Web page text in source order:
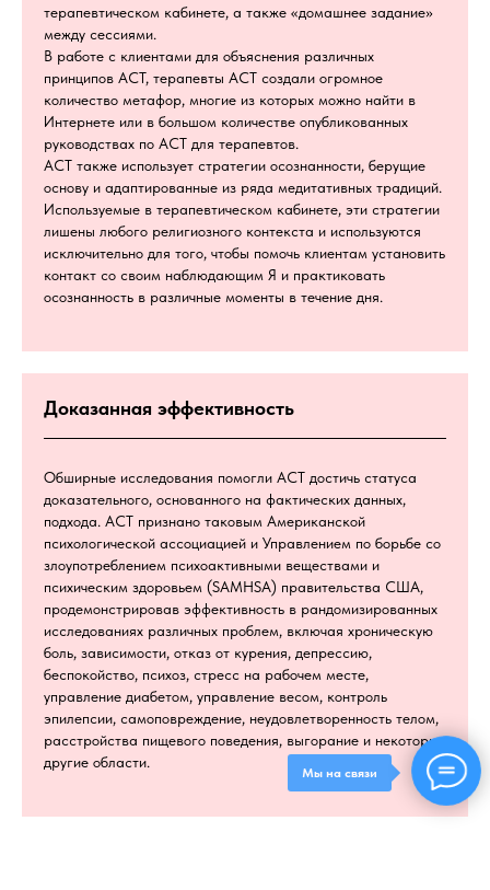
терапевтическом кабинете, а также «домашнее задание»
между сессиями.
В работе с клиентами для объяснения различных
принципов ACT, терапевты ACT создали огромное
количество метафор, многие из которых можно найти в
Интернете или в большом количестве опубликованных
руководствах по ACT для терапевтов.
ACT также использует стратегии осознанности, берущие
основу и адаптированные из ряда медитативных традиций.
Используемые в терапевтическом кабинете, эти стратегии
лишены любого религиозного контекста и используются
исключительно для того, чтобы помочь клиентам установить
контакт со своим наблюдающим Я и практиковать
осознанность в различные моменты в течение дня.
Доказанная эффективность
Обширные исследования помогли ACT достичь статуса
доказательного, основанного на фактических данных,
подхода. ACT признано таковым Американской
психологической ассоциацией и Управлением по борьбе со
злоупотреблением психоактивными веществами и
психическим здоровьем (SAMHSA) правительства США,
продемонстрировав эффективность в рандомизированных
исследованиях различных проблем, включая хроническую
боль, зависимости, отказ от курения, депрессию,
беспокойство, психоз, стресс на рабочем месте,
управление диабетом, управление весом, контроль
эпилепсии, самоповреждение, неудовлетворенность телом,
расстройства пищевого поведения, выгорание и некоторые
другие области.
Мы на связи